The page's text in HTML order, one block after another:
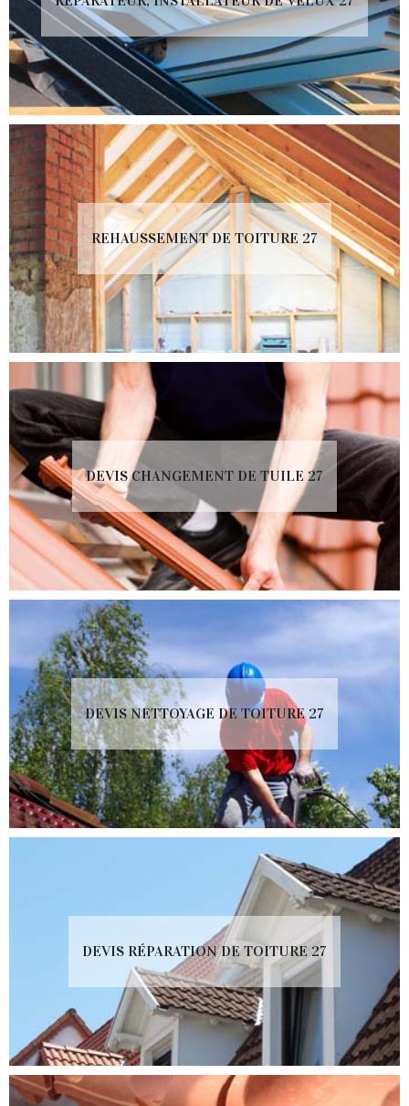
REHAUSSEMENT DE TOITURE 27
DEVIS CHANGEMENT DE TUILE 27
DEVIS NETTOYAGE DE TOITURE 27
DEVIS RÉPARATION DE TOITURE 27